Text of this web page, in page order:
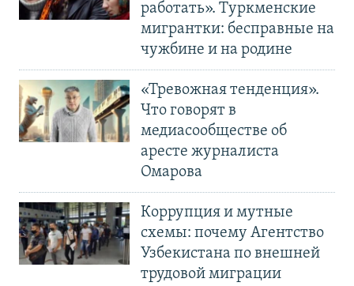
работать». Туркменские
мигрантки: бесправные на
чужбине и на родине
«Тревожная тенденция».
Что говорят в
медиасообществе об
аресте журналиста
Омарова
Коррупция и мутные
схемы: почему Агентство
Узбекистана по внешней
трудовой миграции